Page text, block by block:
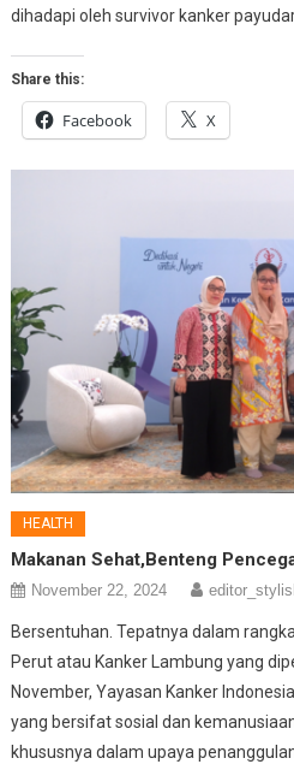
dihadapi oleh survivor kanker
Share this:
Facebook X
HEALTH
Makanan Sehat,Benteng
November 22, 2024
Bersentuhan. Tepatnya dalam
Perut atau Kanker Lambung yang
November, Yayasan Kanker
yang bersifat sosial dan
khususnya dalam upaya